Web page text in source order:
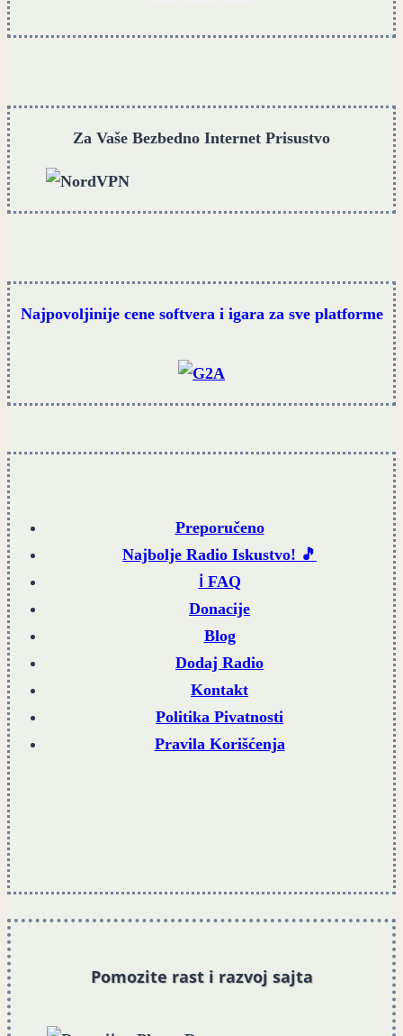
Za Vaše Bezbedno Internet Prisustvo
Najpovoljinije cene softvera i igara za sve platforme
Preporučeno
Najbolje Radio Iskustvo! 🎵
ℹ️ FAQ
Donacije
Blog
Dodaj Radio
Kontakt
Politika Pivatnosti
Pravila Korišćenja
Pomozite rast i razvoj sajta